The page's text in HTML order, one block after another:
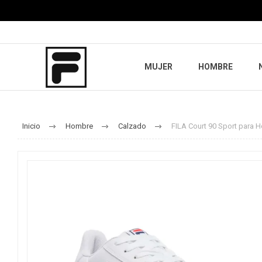
MUJER HOMBRE
Inicio Hombre Calzado FILA Court 90 Sport para